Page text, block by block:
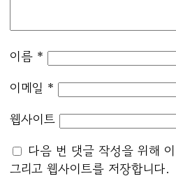
이름 *
이메일 *
웹사이트
다음 번 댓글 작성을 위해
그리고 웹사이트를 저장합니다.